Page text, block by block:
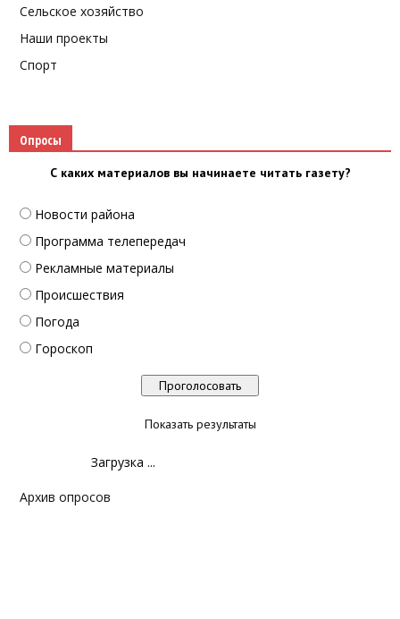
Сельское хозяйство
Наши проекты
Спорт
Опросы
С каких материалов вы начинаете читать газету?
Новости района
Программа телепередач
Рекламные материалы
Происшествия
Погода
Гороскоп
Показать результаты
Загрузка ...
Архив опросов